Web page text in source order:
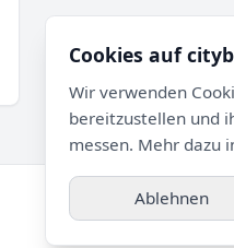
Cookies auf
Wir verwenden
bereitzustellen und
messen. Mehr dazu
Ablehnen